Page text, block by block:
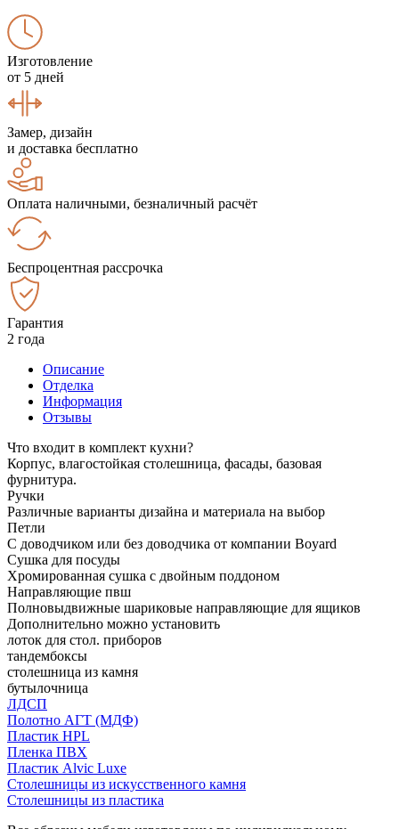
Изготовление
от 5 дней
Замер, дизайн
и доставка бесплатно
Оплата наличными, безналичный расчёт
Беспроцентная рассрочка
Гарантия
2 года
Описание
Отделка
Информация
Отзывы
Что входит в комплект кухни?
Корпус, влагостойкая столешница, фасады, базовая
фурнитура.
Ручки
Различные варианты дизайна и материала на выбор
Петли
С доводчиком или без доводчика от компании Boyard
Сушка для посуды
Хромированная сушка с двойным поддоном
Направляющие пвш
Полновыдвижные шариковые направляющие для ящиков
Дополнительно можно установить
лоток для стол. приборов
тандембоксы
столешница из камня
бутылочница
ЛДСП
Полотно АГТ (МДФ)
Пластик HPL
Пленка ПВХ
Пластик Alvic Luxe
Столешницы из искусственного камня
Столешницы из пластика